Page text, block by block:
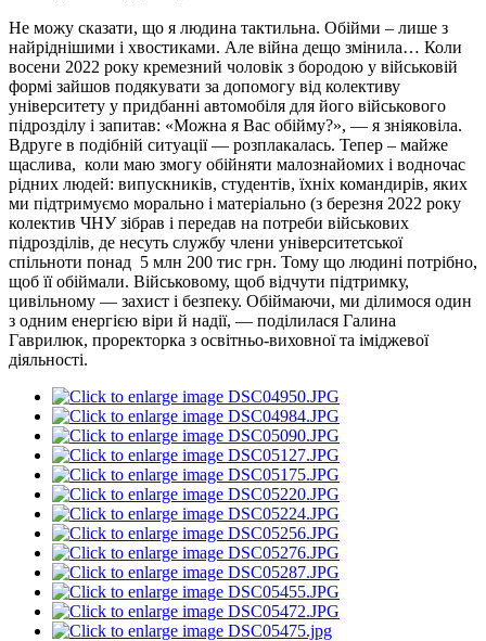
Не можу сказати, що я людина тактильна. Обійми – лише з
найріднішими і хвостиками. Але війна дещо змінила… Коли
восени 2022 року кремезний чоловік з бородою у військовій
формі зайшов подякувати за допомогу від колективу
університету у придбанні автомобіля для його військового
підрозділу і запитав: «Можна я Вас обійму?», — я зніяковіла.
Вдруге в подібній ситуації — розплакалась. Тепер – майже
щаслива, коли маю змогу обійняти малознайомих і водночас
рідних людей: випускників, студентів, їхніх командирів, яких
ми підтримуємо морально і матеріально (з березня 2022 року
колектив ЧНУ зібрав і передав на потреби військових
підрозділів, де несуть службу члени університетської
спільноти понад 5 млн 200 тис грн. Тому що людині потрібно,
щоб її обіймали. Військовому, щоб відчути підтримку,
цивільному — захист і безпеку. Обіймаючи, ми ділимося один
з одним енергією віри й надії, — поділилася Галина
Гаврилюк, проректорка з освітньо-виховної та іміджевої
діяльності.